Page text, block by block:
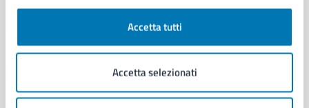
Accetta tutti
Accetta selezionati
Educazione e formazione
Giustizia e sicurezza pubblica
Imprese e commercio
Salute, benessere e assistenza
Vita lavorativa